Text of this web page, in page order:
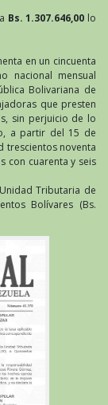
Bs. 1.307.646,00 lo
en un cincuenta
nacional mensual
Bolivariana de
que presten
sin perjuicio de lo
a partir del 15 de
trescientos noventa
con cuarenta y seis
Tributaria de
Bolívares (Bs.